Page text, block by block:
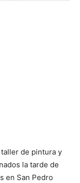
de pintura y
la tarde de
en San Pedro